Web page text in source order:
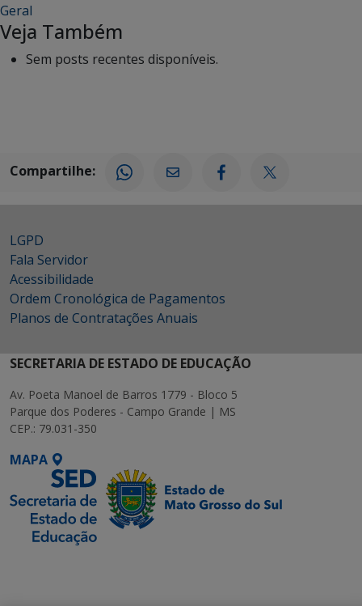
Geral
Veja Também
Sem posts recentes disponíveis.
Compartilhe:
LGPD
Fala Servidor
Acessibilidade
Ordem Cronológica de Pagamentos
Planos de Contratações Anuais
SECRETARIA DE ESTADO DE EDUCAÇÃO
Av. Poeta Manoel de Barros 1779 - Bloco 5
Parque dos Poderes - Campo Grande | MS
CEP.: 79.031-350
MAPA